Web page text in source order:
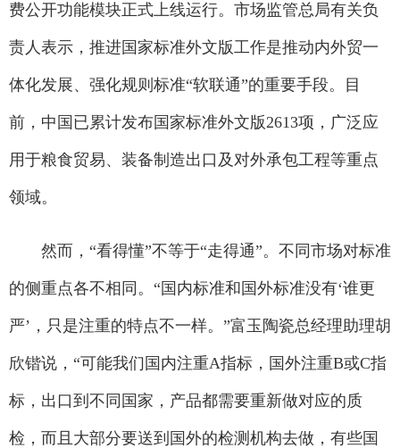
费公开功能模块正式上线运行。市场监管总局有关负
责人表示，推进国家标准外文版工作是推动内外贸一
体化发展、强化规则标准“软联通”的重要手段。目
前，中国已累计发布国家标准外文版2613项，广泛应
用于粮食贸易、装备制造出口及对外承包工程等重点
领域。
然而，“看得懂”不等于“走得通”。不同市场对标准
的侧重点各不相同。“国内标准和国外标准没有‘谁更
严’，只是注重的特点不一样。”富玉陶瓷总经理助理胡
欣锴说，“可能我们国内注重A指标，国外注重B或C指
标，出口到不同国家，产品都需要重新做对应的质
检，而且大部分要送到国外的检测机构去做，有些国